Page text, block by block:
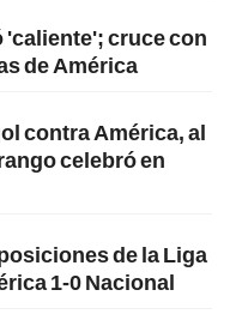
cruce con
de América
contra América, al
celebró en
de la Liga
1-0 Nacional